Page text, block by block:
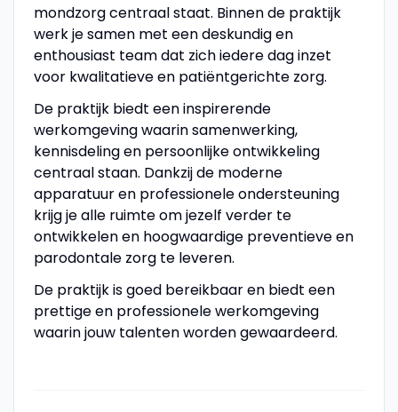
mondzorg centraal staat. Binnen de praktijk
werk je samen met een deskundig en
enthousiast team dat zich iedere dag inzet
voor kwalitatieve en patiëntgerichte zorg.
De praktijk biedt een inspirerende
werkomgeving waarin samenwerking,
kennisdeling en persoonlijke ontwikkeling
centraal staan. Dankzij de moderne
apparatuur en professionele ondersteuning
krijg je alle ruimte om jezelf verder te
ontwikkelen en hoogwaardige preventieve en
parodontale zorg te leveren.
De praktijk is goed bereikbaar en biedt een
prettige en professionele werkomgeving
waarin jouw talenten worden gewaardeerd.